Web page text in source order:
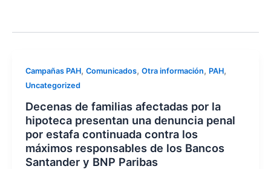
Campañas PAH, Comunicados, Otra información, PAH,
Uncategorized
Decenas de familias afectadas por la
hipoteca presentan una denuncia penal
por estafa continuada contra los
máximos responsables de los Bancos
Santander y BNP Paribas